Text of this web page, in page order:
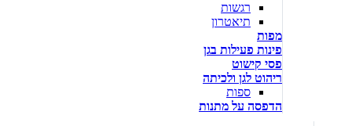
רגשות
תיאטרון
מפות
פינות פעילות בגן
פסי קישוט
ריהוט לגן ולכיתה
ספות
הדפסה על מתנות